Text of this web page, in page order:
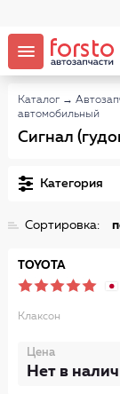
Каталог →
автомобильный
Сигнал
Категория
Сортировка:
TOYOTA
Клаксон
Цена
Нет в